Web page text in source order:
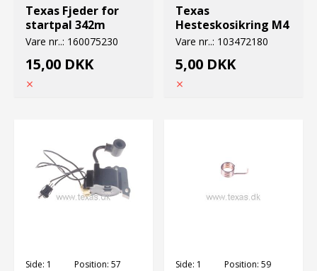
Texas Fjeder for
startpal 342m
Vare nr..: 160075230
15,00 DKK
Texas
Hesteskosikring M4
Vare nr..: 103472180
5,00 DKK
Side: 1 Position: 57 Side: 1 Position: 59